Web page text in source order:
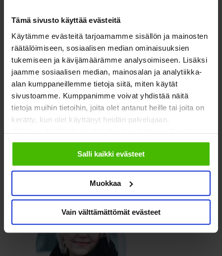
Tämä sivusto käyttää evästeitä
Käytämme evästeitä tarjoamamme sisällön ja mainosten
räätälöimiseen, sosiaalisen median ominaisuuksien
tukemiseen ja kävijämäärämme analysoimiseen. Lisäksi
jaamme sosiaalisen median, mainosalan ja analytiikka-
alan kumppaneillemme tietoja siitä, miten käytät
sivustoamme. Kumppanimme voivat yhdistää näitä
tietoja muihin tietoihin, joita olet antanut heille tai joita on
kerätty, kun olet käyttänyt heidän palvelujaan.
Valitsemalla "Yksityiskohdat" voit vaikuttaa sallimiisi
evästeisiin.
Salli kaikki evästeet
Muokkaa
Vain välttämättömät evästeet
Verkostoon kuuluu lähes 150 järjestöä ja muuta kuntoutuksen
toimijaa. Kuntoutusviikolla 1.–7.6.2026 verkosto tuo esille
sosiaalisessa mediassa kuntoutuksen merkitystä sekä
tutkittua tietoa kuntoutuksesta.
Lisätietoja:
puheenjohtaja Soile Kuitunen, Kuntoutusverkosto
(KUVE),soile.kuitunen@miinasillanpaa.fi, 0447813117
riikka.shemeikka@kuntoutussaatio.fi, 044 781 3102